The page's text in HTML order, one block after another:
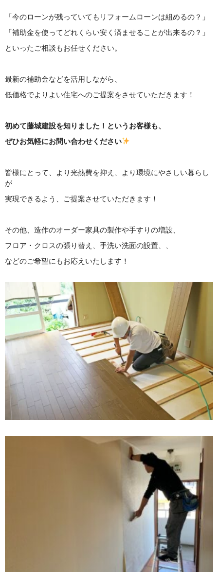
「今のローンが残っていてもリフォームローンは組めるの？」
「補助金を使ってどれくらい安く済ませることが出来るの？」
といったご相談もお任せください。
最新の補助金などを活用しながら、
低価格でよりよい住宅へのご提案をさせていただきます！
初めて藤城建設を知りました！というお客様も、
ぜひお気軽にお問い合わせください
皆様にとって、より光熱費を抑え、より環境にやさしい暮らし
が
実現できるよう、ご提案させていただきます！
その他、造作のオーダー家具の製作や手すりの増設、
フロア・クロスの張り替え、手洗い洗面の設置、、
などのご希望にもお応えいたします！